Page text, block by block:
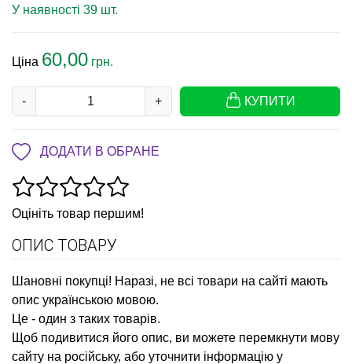
У наявності 39 шт.
Ціна 60,00 грн.
- + КУПИТИ
ДОДАТИ В ОБРАНЕ
Оцініть товар першим!
ОПИС ТОВАРУ
Шановні покупці! Наразі, не всі товари на сайті мають
опис українською мовою.
Це - один з таких товарів.
Щоб подивитися його опис, ви можете перемкнути мову
сайту на російську, або уточнити інформацію у